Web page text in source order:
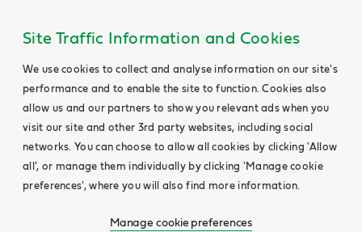
Site Traffic Information and Cookies
We use cookies to collect and analyse information on our site's
performance and to enable the site to function. Cookies also
allow us and our partners to show you relevant ads when you
visit our site and other 3rd party websites, including social
networks. You can choose to allow all cookies by clicking 'Allow
all', or manage them individually by clicking 'Manage cookie
preferences', where you will also find more information.
Manage cookie preferences